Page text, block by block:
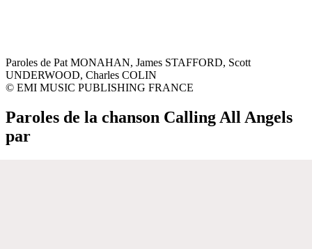
Paroles de Pat MONAHAN, James STAFFORD, Scott
UNDERWOOD, Charles COLIN
© EMI MUSIC PUBLISHING FRANCE
Paroles de la chanson Calling All Angels
par